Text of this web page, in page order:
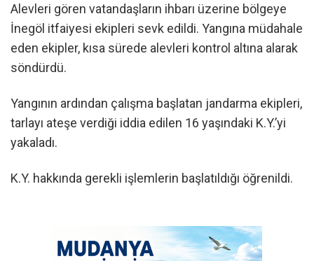
Alevleri gören vatandaşların ihbarı üzerine bölgeye
İnegöl itfaiyesi ekipleri sevk edildi. Yangına müdahale
eden ekipler, kısa sürede alevleri kontrol altına alarak
söndürdü.
Yangının ardından çalışma başlatan jandarma ekipleri,
tarlayı ateşe verdiği iddia edilen 16 yaşındaki K.Y.’yi
yakaladı.
K.Y. hakkında gerekli işlemlerin başlatıldığı öğrenildi.